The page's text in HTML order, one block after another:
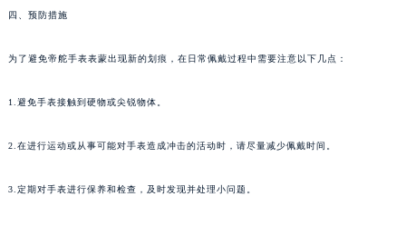
四、预防措施
为了避免帝舵手表表蒙出现新的划痕，在日常佩戴过程中需要注意以下几点：
1.避免手表接触到硬物或尖锐物体。
2.在进行运动或从事可能对手表造成冲击的活动时，请尽量减少佩戴时间。
3.定期对手表进行保养和检查，及时发现并处理小问题。